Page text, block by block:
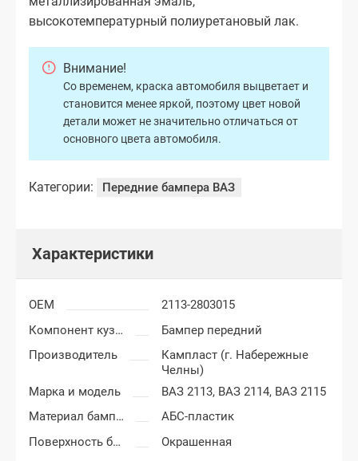
высокотемпературный полиуретановый лак.
Внимание!
Со временем, краска автомобиля выцветает и
становится менее яркой, поэтому цвет новой
детали может не значительно отличаться от
основного цвета автомобиля.
Категории: Передние бампера ВАЗ
Характеристики
OEM
2113-2803015
Компонент кузова
Бампер передний
Производитель
Кампласт (г. Набережные
Челны)
Марка и модель
ВАЗ 2113, ВАЗ 2114, ВАЗ 2115
Материал бампера
АБС-пластик
Поверхность бампера
Окрашенная